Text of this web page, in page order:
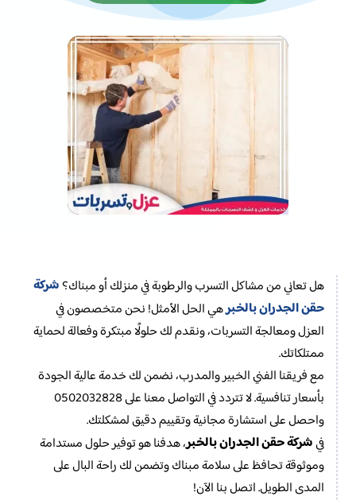
هل تعاني من مشاكل التسرب والرطوبة في منزلك أو مبناك؟شركة
حقن الجدران بالخبرهي الحل الأمثل! نحن متخصصون في
العزل ومعالجة التسربات، ونقدم لك حلولًا مبتكرة وفعالة لحماية
ممتلكاتك.
مع فريقنا الفني الخبير والمدرب، نضمن لك خدمة عالية الجودة
بأسعار تنافسية. لا تتردد في التواصل معنا على 0502032828
واحصل على استشارة مجانية وتقييم دقيق لمشكلتك.
فيشركة حقن الجدران بالخبر، هدفنا هو توفير حلول مستدامة
وموثوقة تحافظ على سلامة مبناك وتضمن لك راحة البال على
المدى الطويل. اتصل بنا الآن!